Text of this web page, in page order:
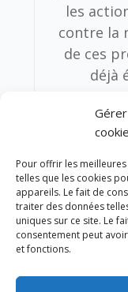
Pour offrir les
telles que les cookies
appareils. Le fait de
traiter des données
uniques sur ce site. Le
consentement peut
et fonctions.
les
contre la
de ces
déjà
des
Mesure
des